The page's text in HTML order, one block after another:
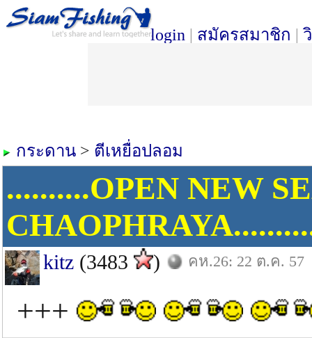
login | สมัครสมาชิก |
กระดาน > ตีเหยื่อปลอม
..........OPEN NEW
kitz (3483 ) คห.26: 22 ต.ค. 57
+++